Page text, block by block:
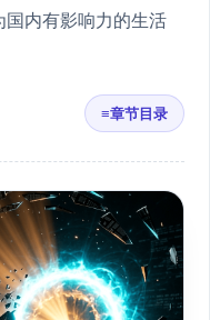
内有影响力的生活
≡章节目录